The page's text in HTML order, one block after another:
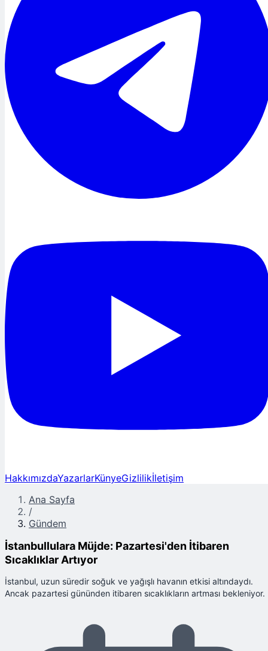
HakkımızdaYazarlarKünyeGizlilikİletişim
Ana Sayfa
/
Gündem
İstanbullulara Müjde: Pazartesi'den İtibaren
Sıcaklıklar Artıyor
İstanbul, uzun süredir soğuk ve yağışlı havanın etkisi altındaydı.
Ancak pazartesi gününden itibaren sıcaklıkların artması bekleniyor.